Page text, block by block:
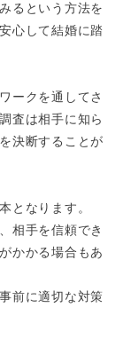
るという方法を
心して結婚に踏
ークを通してさ
査は相手に知ら
決断することが
となります。
相手を信頼でき
かかる場合もあ
前に適切な対策